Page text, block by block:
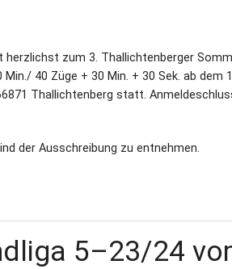
zum 3. Thallichtenberger
40 Züge + 30 Min. + 30 Sek. ab dem
Thallichtenberg statt.
der Ausschreibung zu entnehmen.
5–23/24